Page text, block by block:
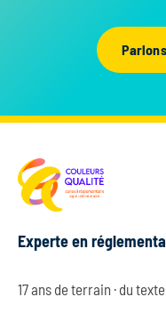
Experte en
17 ans de terrain · du